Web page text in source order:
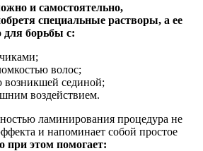
и самостоятельно,
специальные растворы, а ее
для борьбы с:
волос;
возникшей сединой;
воздействием.
ламинирования процедура не
и напоминает собой простое
при этом помогает: